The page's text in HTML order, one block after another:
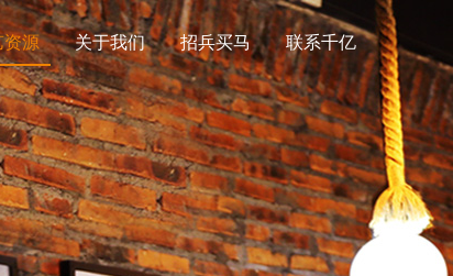
资源 关于我们 招兵买马 联系千亿